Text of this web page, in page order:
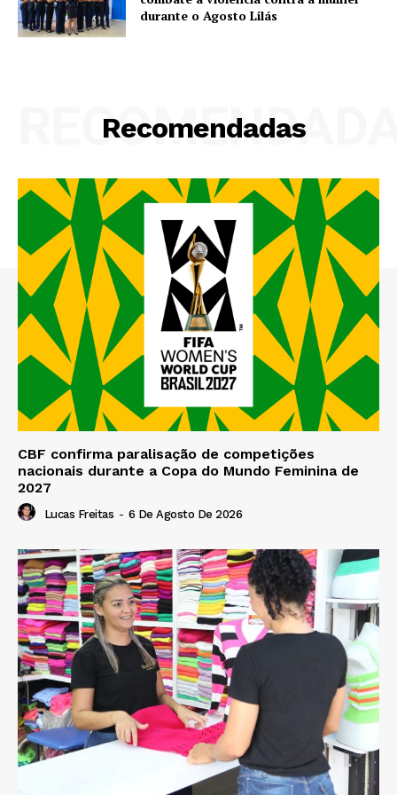
durante o Agosto Lilás
Recomendadas
CBF confirma paralisação de competições
nacionais durante a Copa do Mundo Feminina de
2027
Lucas Freitas - 6 De Agosto De 2026